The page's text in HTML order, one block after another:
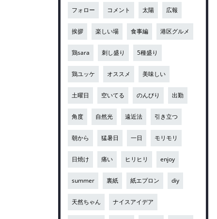
フォロー コメント 太陽 広報
挨拶 楽しい場 食事編 港区グルメ
鶏sara 刺し盛り 5種盛り
鶏ユッケ オススメ 美味しい
土曜日 空いてる のんびり 出勤
角度 自然光 遠近法 引き立つ
朝から 猛暑日 一日 モリモリ
日焼け 痛い ヒリヒリ enjoy
summer 裏紙 紙エプロン diy
天然ちゃん ナイスアイデア